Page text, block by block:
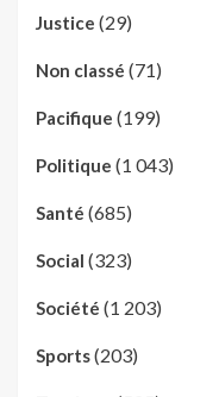
Justice (29)
Non classé (71)
Pacifique (199)
Politique (1 043)
Santé (685)
Social (323)
Société (1 203)
Sports(203)